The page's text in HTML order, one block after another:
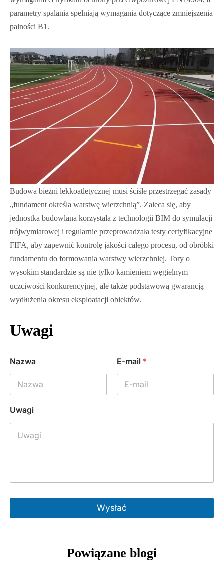
parametry spalania spełniają wymagania dotyczące zmniejszenia
palności B1.
Budowa bieżni lekkoatletycznej musi ściśle przestrzegać zasady
„fundament określa warstwę wierzchnią”. Zaleca się, aby
jednostka budowlana korzystała z technologii BIM do symulacji
trójwymiarowej i regularnie przeprowadzała testy certyfikacyjne
FIFA, aby zapewnić kontrolę jakości całego procesu, od obróbki
fundamentu do formowania warstwy wierzchniej. Tory o
wysokim standardzie są nie tylko kamieniem węgielnym
uczciwości konkurencyjnej, ale także podstawową gwarancją
wydłużenia okresu eksploatacji obiektów.
Uwagi
Nazwa E-mail *
Uwagi
Wysłać
Powiązane blogi